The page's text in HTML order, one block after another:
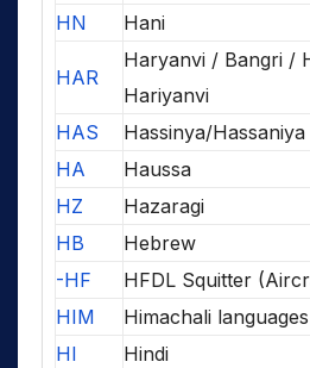
HN
Hani
HAR
Haryanvi / Bangri /
Hariyanvi
HAS
Hassinya/Hassaniya
HA
Haussa
HZ
Hazaragi
HB
Hebrew
-HF
HFDL Squitter
HIM
Himachali languages
HI
Hindi